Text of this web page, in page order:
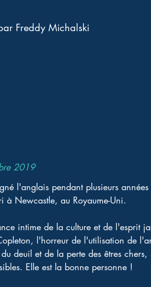
Freddy Michalski
2019
l'anglais pendant plusieurs
à Newcastle, au Royaume-Uni.
intime de la culture et de l'esprit
l'horreur de l'utilisation de
deuil et de la perte des êtres
Elle est la bonne personne !